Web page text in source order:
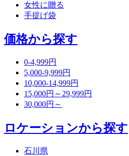
女性に贈る
手提げ袋
価格から探す
0-4,999円
5,000-9,999円
10,000-14,999円
15,000円～29,999円
30,000円～
ロケーションから探す
石川県